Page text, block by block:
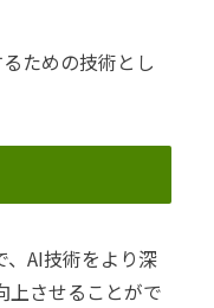
ための技術とし
、AI技術をより深
上させることがで